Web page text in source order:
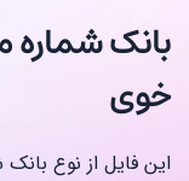
بانک
خوی
این فایل از نوع